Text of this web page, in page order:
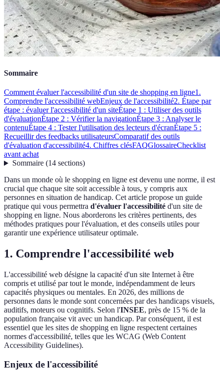
Sommaire
Comment évaluer l'accessibilité d'un site de shopping en ligne1.
Comprendre l'accessibilité webEnjeux de l'accessibilité2. Étape par
étape : évaluer l'accessibilité d'un siteÉtape 1 : Utiliser des outils
d'évaluationÉtape 2 : Vérifier la navigationÉtape 3 : Analyser le
contenuÉtape 4 : Tester l'utilisation des lecteurs d'écranÉtape 5 :
Recueillir des feedbacks utilisateursComparatif des outils
d'évaluation d'accessibilité4. Chiffres clésFAQGlossaireChecklist
avant achat
Sommaire(14 sections)
Dans un monde où le shopping en ligne est devenu une norme, il est
crucial que chaque site soit accessible à tous, y compris aux
personnes en situation de handicap. Cet article propose un guide
pratique qui vous permettra d'évaluer l'accessibilité d'un site de
shopping en ligne. Nous aborderons les critères pertinents, des
méthodes pratiques pour l'évaluation, et des conseils utiles pour
garantir une expérience utilisateur optimale.
1. Comprendre l'accessibilité web
L'accessibilité web désigne la capacité d'un site Internet à être
compris et utilisé par tout le monde, indépendamment de leurs
capacités physiques ou mentales. En 2026, des millions de
personnes dans le monde sont concernées par des handicaps visuels,
auditifs, moteurs ou cognitifs. Selon l'INSEE, près de 15 % de la
population française vit avec un handicap. Par conséquent, il est
essentiel que les sites de shopping en ligne respectent certaines
normes d'accessibilité, telles que les WCAG (Web Content
Accessibility Guidelines).
Enjeux de l'accessibilité